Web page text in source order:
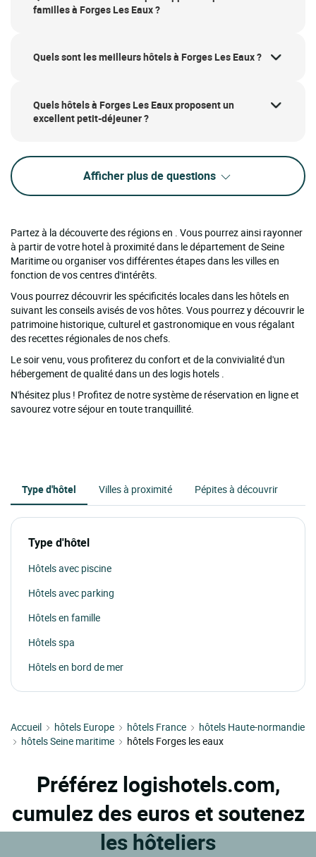
familles à Forges Les Eaux ?
Quels sont les meilleurs hôtels à Forges Les Eaux ?
Quels hôtels à Forges Les Eaux proposent un
excellent petit-déjeuner ?
Afficher plus de questions
Partez à la découverte des régions en . Vous pourrez ainsi rayonner
à partir de votre hotel à proximité dans le département de Seine
Maritime ou organiser vos différentes étapes dans les villes en
fonction de vos centres d'intérêts.
Vous pourrez découvrir les spécificités locales dans les hôtels en
suivant les conseils avisés de vos hôtes. Vous pourrez y découvrir le
patrimoine historique, culturel et gastronomique en vous régalant
des recettes régionales de nos chefs.
Le soir venu, vous profiterez du confort et de la convivialité d'un
hébergement de qualité dans un des logis hotels .
N'hésitez plus ! Profitez de notre système de réservation en ligne et
savourez votre séjour en toute tranquillité.
Type d'hôtel Villes à proximité Pépites à découvrir
Type d'hôtel
Hôtels avec piscine
Hôtels avec parking
Hôtels en famille
Hôtels spa
Hôtels en bord de mer
Accueil hôtels Europe hôtels France
hôtels Haute-normandie
hôtels Seine maritime
hôtels Forges les eaux
Préférez logishotels.com,
cumulez des euros et soutenez
les hôteliers